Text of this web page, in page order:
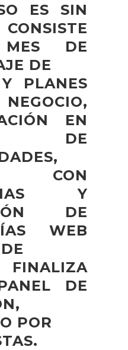
ES SIN
DE
DE
PLANES
EN
DE
CON
Y
DE
WEB
FINALIZA
DE
POR